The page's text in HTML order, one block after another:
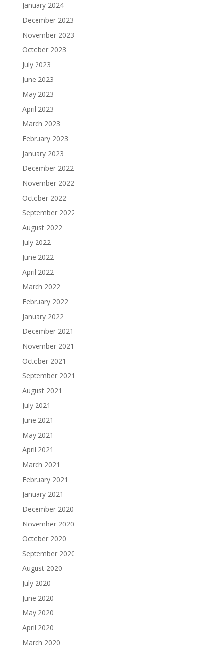
January 2024
December 2023
November 2023
October 2023
July 2023
June 2023
May 2023
April 2023
March 2023
February 2023
January 2023
December 2022
November 2022
October 2022
September 2022
August 2022
July 2022
June 2022
April 2022
March 2022
February 2022
January 2022
December 2021
November 2021
October 2021
September 2021
August 2021
July 2021
June 2021
May 2021
April 2021
March 2021
February 2021
January 2021
December 2020
November 2020
October 2020
September 2020
August 2020
July 2020
June 2020
May 2020
April 2020
March 2020